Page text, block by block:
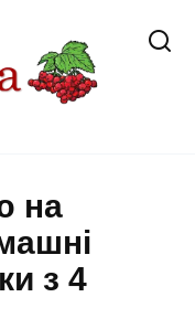
на
з 4